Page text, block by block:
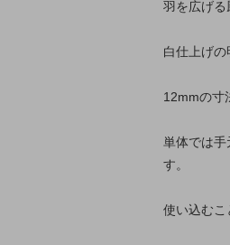
羽を広げる
白仕上げ
12mmの寸
単体では手
す。
使い込むこ